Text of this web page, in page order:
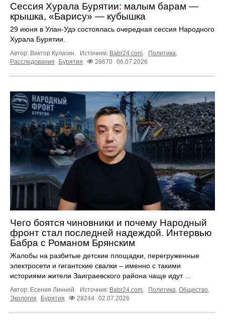
Сессия Хурала Бурятии: малым барам —
крышка, «Барису» — кубышка
29 июня в Улан-Удэ состоялась очередная сессия Народного
Хурала Бурятии.
Автор: Виктор Кулагин. Источник: Babr24.com. Политика,
Расследования
Бурятия 28670 06.07.2026
Чего боятся чиновники и почему Народный
фронт стал последней надеждой. Интервью
Бабра с Романом Брянским
Жалобы на разбитые детские площадки, перегруженные
электросети и гигантские свалки – именно с такими
историями жители Заиграевского района чаще идут ...
Автор: Есения Линней. Источник: Babr24.com Политика Общество
Экология
Бурятия 28244 02.07.2026